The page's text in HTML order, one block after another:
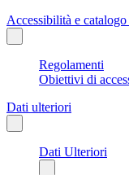
Accessibilità e
Regolamenti
Obiettivi di
Dati ulteriori
Dati Ulteriori